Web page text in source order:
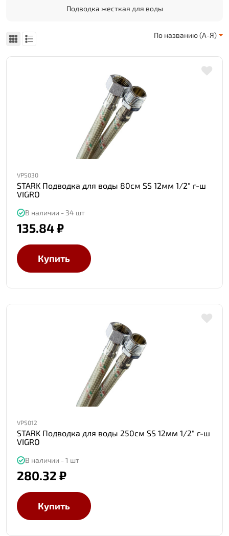
Подводка жесткая для воды
По названию (А-Я)
VPS030
STARK Подводка для воды 80см SS 12мм 1/2" г-ш
VIGRO
В наличии - 34 шт
135.84 ₽
Купить
VPS012
STARK Подводка для воды 250см SS 12мм 1/2" г-ш
VIGRO
В наличии - 1 шт
280.32 ₽
Купить